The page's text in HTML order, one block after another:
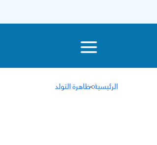
الرئيسية>ظاهرة التولد